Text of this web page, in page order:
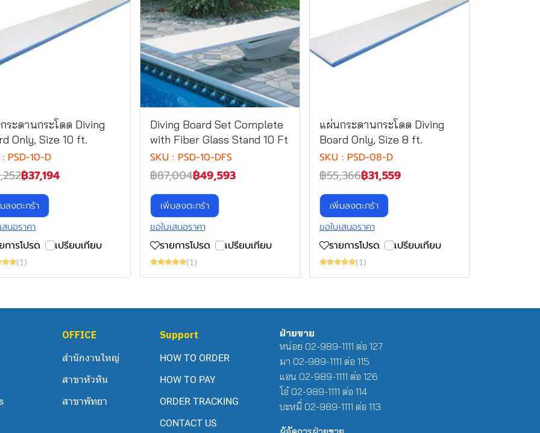
ระดานกระโดด Diving
Only, Size 10 ft.
PSD-10-D
฿37,194
ลงตะกร้า
สนอราคา
การโปรด เปรียบเทียบ
(1)
Diving Board Set Complete
with Fiber Glass Stand 10 Ft
SKU : PSD-10-DFS
฿87,004฿49,593
เพิ่มลงตะกร้า
ขอใบเสนอราคา
รายการโปรด เปรียบเทียบ
(1)
แผ่นกระดานกระโดด Diving
Board Only, Size 8 ft.
SKU : PSD-08-D
฿55,366฿31,559
เพิ่มลงตะกร้า
ขอใบเสนอราคา
รายการโปรด เปรียบเทียบ
(1)
OFFICE
สำนักงานใหญ่
สาขาหัวหิน
สาขาพัทยา
Support
HOW TO ORDER
HOW TO PAY
ORDER TRACKING
CONTACT US
ฝ่ายขาย
หน่อย 02-989-1111 ต่อ 127
มา 02-989-1111 ต่อ 115
แอน 02-989-1111 ต่อ 126
โอ๋ 02-989-1111 ต่อ 114
บะหมี่ 02-989-1111 ต่อ 113